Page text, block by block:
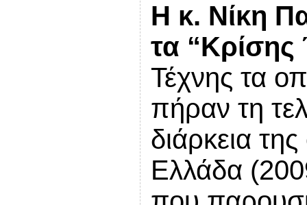
Η κ. Νίκη
τα
Τέχνης τα
πήραν τη
διάρκεια
Ελλάδα